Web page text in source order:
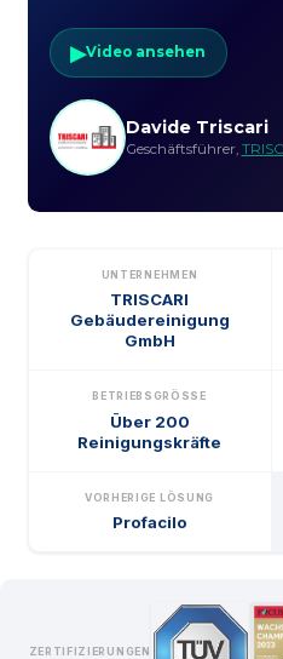
▶Video ansehen
Davide Triscari
Geschäftsführer,
UNTERNEHMEN
TRISCARI
Gebäudereinigung
GmbH
BETRIEBSGRÖSSE
Über 200
Reinigungskräfte
VORHERIGE LÖSUNG
Profacilo
ZERTIFIZIERUNGEN